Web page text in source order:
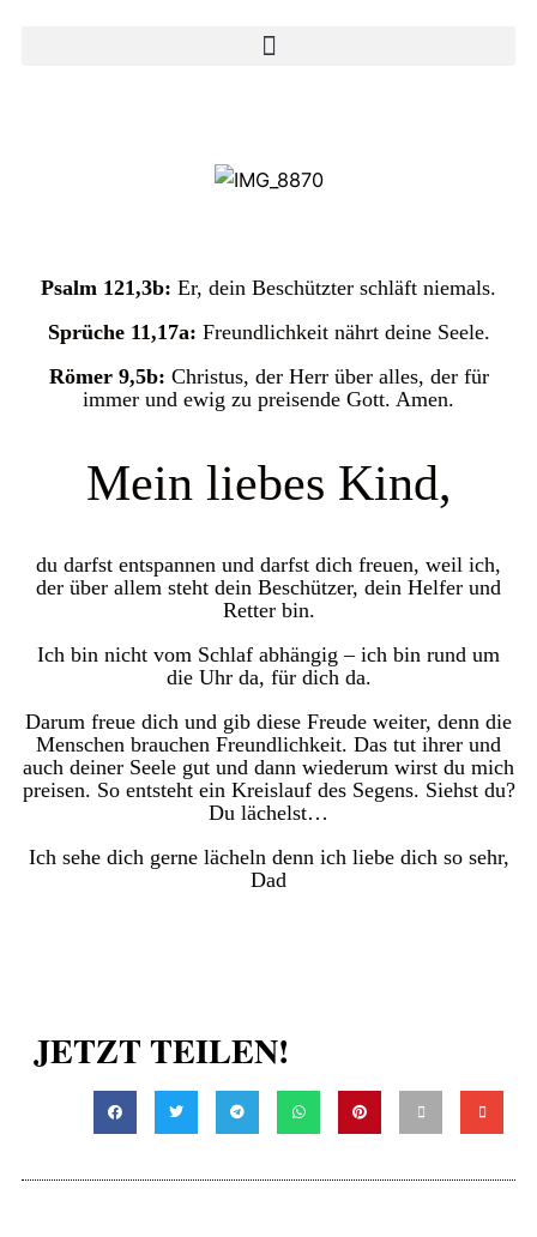
Psalm 121,3b: Er, dein Beschützter schläft niemals.
Sprüche 11,17a: Freundlichkeit nährt deine Seele.
Römer 9,5b: Christus, der Herr über alles, der für
immer und ewig zu preisende Gott. Amen.
Mein liebes Kind,
du darfst entspannen und darfst dich freuen, weil ich,
der über allem steht dein Beschützer, dein Helfer und
Retter bin.
Ich bin nicht vom Schlaf abhängig – ich bin rund um
die Uhr da, für dich da.
Darum freue dich und gib diese Freude weiter, denn die
Menschen brauchen Freundlichkeit. Das tut ihrer und
auch deiner Seele gut und dann wiederum wirst du mich
preisen. So entsteht ein Kreislauf des Segens. Siehst du?
Du lächelst…
Ich sehe dich gerne lächeln denn ich liebe dich so sehr,
Dad
JETZT TEILEN!